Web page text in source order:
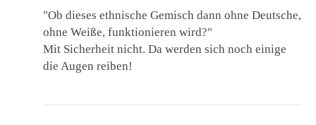
"Ob dieses ethnische Gemisch dann ohne Deutsche,
ohne Weiße, funktionieren wird?"
Mit Sicherheit nicht. Da werden sich noch einige
die Augen reiben!